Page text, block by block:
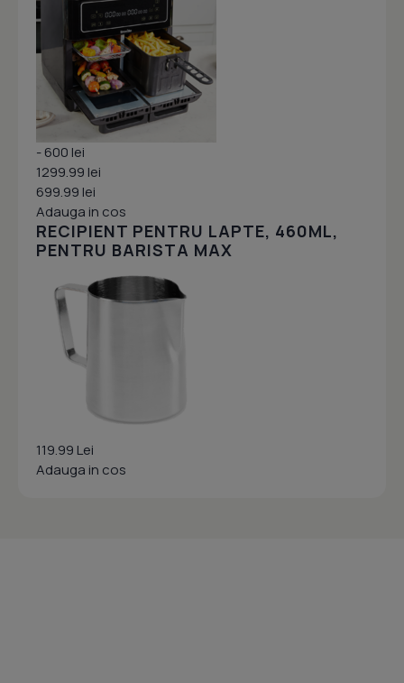
- 600 lei
1299.99 lei
699.99 lei
Adauga in cos
RECIPIENT PENTRU LAPTE, 460ML,
PENTRU BARISTA MAX
119.99 Lei
Adauga in cos